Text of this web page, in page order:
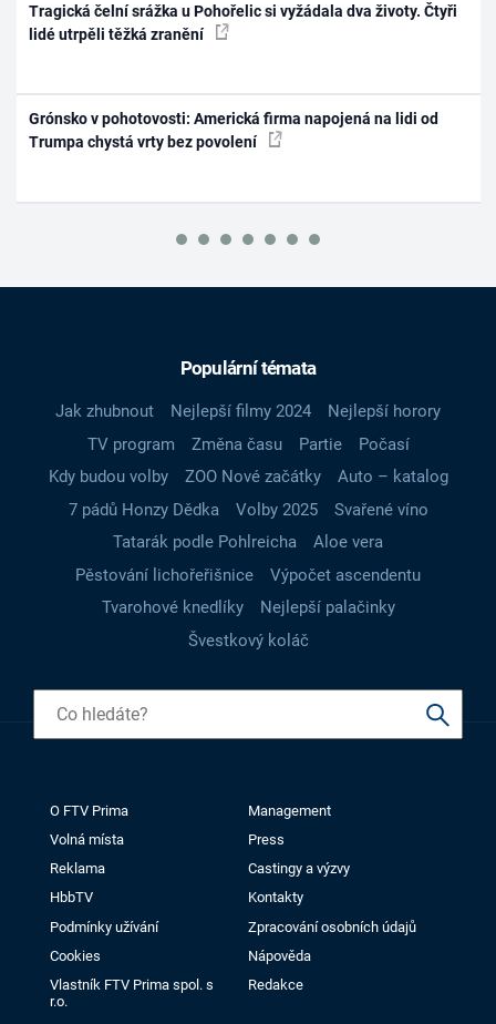
Tragická čelní srážka u Pohořelic si vyžádala dva životy. Čtyři
lidé utrpěli těžká zranění
Grónsko v pohotovosti: Americká firma napojená na lidi od
Trumpa chystá vrty bez povolení
Populární témata
Jak zhubnout Nejlepší filmy 2024
Nejlepší horory
TV program
Změna času Partie
Počasí
Kdy budou volby
ZOO Nové začátky
Auto – katalog
7 pádů Honzy Dědka
Volby 2025
Svařené víno
Tatarák podle Pohlreicha
Aloe vera
Pěstování lichořeřišnice
Výpočet ascendentu
Tvarohové knedlíky
Nejlepší palačinky
Švestkový koláč
O FTV Prima
Management
Volná místa
Press
Reklama
Castingy a výzvy
HbbTV
Kontakty
Podmínky užívání
Zpracování osobních údajů
Cookies
Nápověda
Vlastník FTV Prima spol. s
r.o.
Redakce